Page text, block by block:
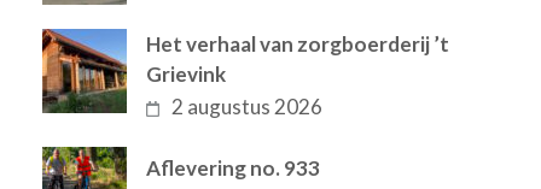
Het verhaal van zorgboerderij ’t
Grievink
2 augustus 2026
Aflevering no. 933